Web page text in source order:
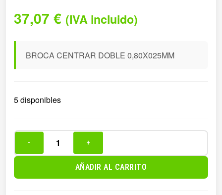
37,07 € (IVA incluido)
BROCA CENTRAR DOBLE 0,80X025MM
5 disponibles
CENTRAR
- +
AÑADIR AL CARRITO